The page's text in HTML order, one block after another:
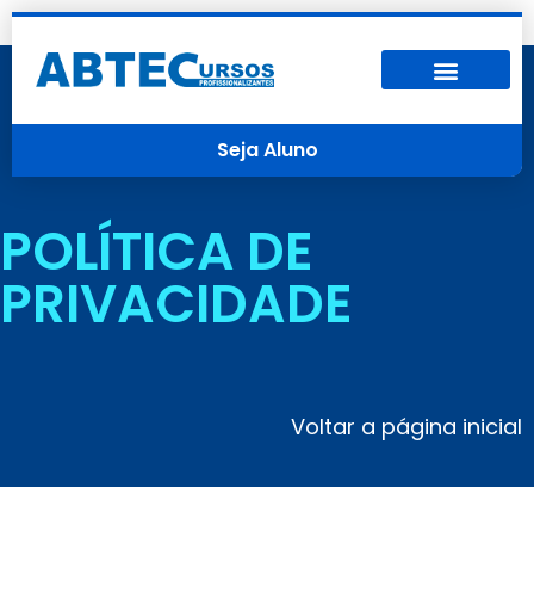
Seja Aluno
POLÍTICA DE
PRIVACIDADE
Voltar a página inicial